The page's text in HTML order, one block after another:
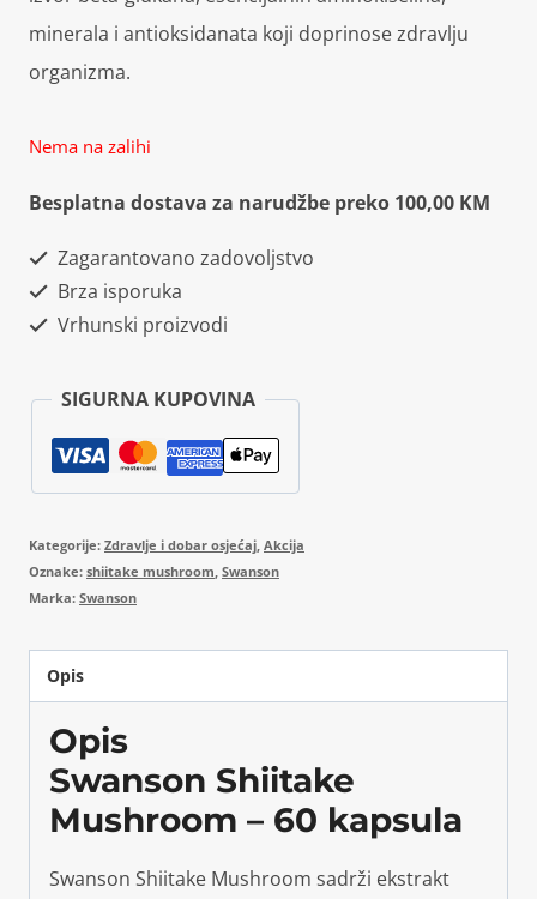
minerala i antioksidanata koji doprinose zdravlju
organizma.
Nema na zalihi
Besplatna dostava za narudžbe preko 100,00 KM
Zagarantovano zadovoljstvo
Brza isporuka
Vrhunski proizvodi
SIGURNA KUPOVINA
Kategorije: Zdravlje i dobar osjećaj, Akcija
Oznake: shiitake mushroom, Swanson
Marka: Swanson
Opis
Opis
Swanson Shiitake
Mushroom – 60 kapsula
Swanson Shiitake Mushroom sadrži ekstrakt